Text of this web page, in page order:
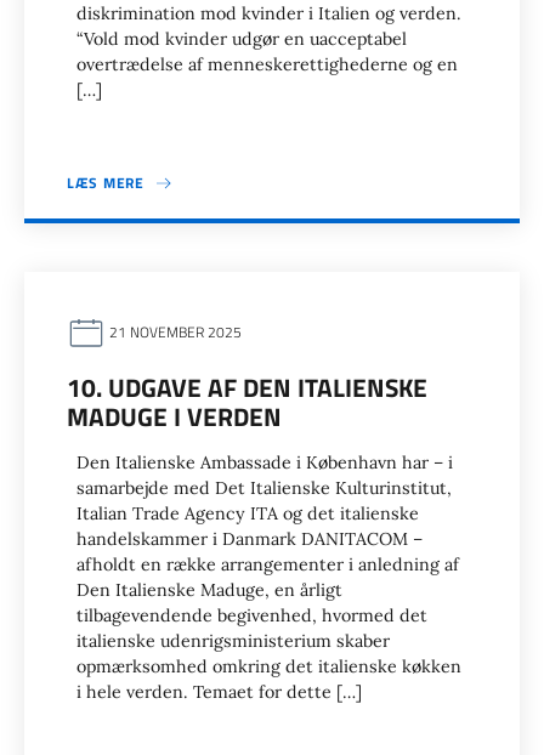
diskrimination mod kvinder i Italien og verden.
“Vold mod kvinder udgør en uacceptabel
overtrædelse af menneskerettighederne og en
[…]
LÆS MERE
21 NOVEMBER 2025
10. UDGAVE AF DEN ITALIENSKE
MADUGE I VERDEN
Den Italienske Ambassade i København har – i
samarbejde med Det Italienske Kulturinstitut,
Italian Trade Agency ITA og det italienske
handelskammer i Danmark DANITACOM –
afholdt en række arrangementer i anledning af
Den Italienske Maduge, en årligt
tilbagevendende begivenhed, hvormed det
italienske udenrigsministerium skaber
opmærksomhed omkring det italienske køkken
i hele verden. Temaet for dette […]